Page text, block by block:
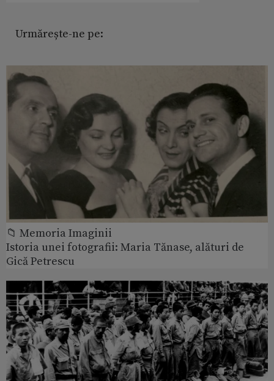
Urmărește-ne pe:
📁 Memoria Imaginii
Istoria unei fotografii: Maria Tănase, alături de
Gică Petrescu